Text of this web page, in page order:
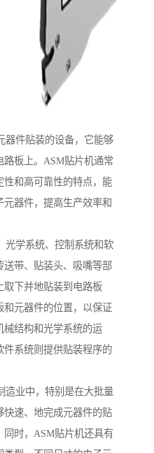
器件贴装的设备，它能够
板上。ASM贴片机通常
和高可靠性的特点，能
器件，提高生产效率和
光学系统、控制系统和软
带、贴装头、吸嘴等部
下并地贴装到电路板
和元器件的位置，以保证
械结构和光学系统的运
系统则提供贴装程序的
造业中，特别是在大批量
快速、地完成元器件的贴
时，ASM贴片机还具有